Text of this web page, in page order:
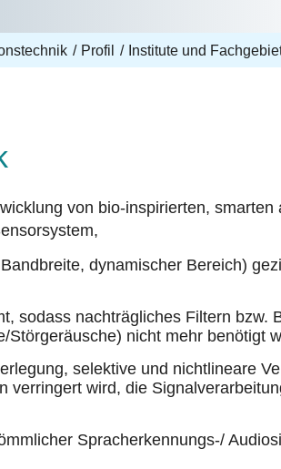
Profil Institute und
von bio-inspirierten,
dynamischer Bereich)
sodass nachträgliches Filtern
nicht mehr benötigt
selektive und nichtlineare
wird, die
Spracherkennungs-/